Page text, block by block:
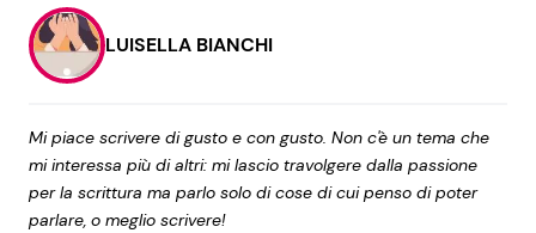
LUISELLA BIANCHI
Mi piace scrivere di gusto e con gusto. Non c'è un tema che
mi interessa più di altri: mi lascio travolgere dalla passione
per la scrittura ma parlo solo di cose di cui penso di poter
parlare, o meglio scrivere!